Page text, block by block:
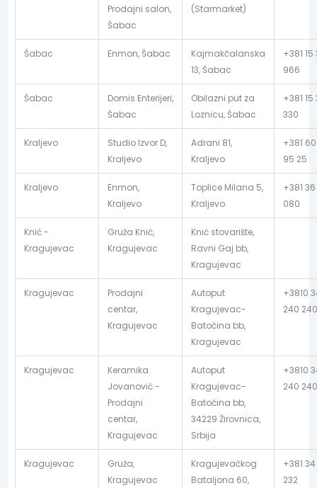
Prodajni salon,
Šabac
(Starmarket)
Šabac Enmon, Šabac
Kajmakčalanska
13, Šabac
+381 15
966
Šabac
Domis Enterijeri,
Šabac
Obilazni put za
Loznicu, Šabac
+381 15
330
Kraljevo
Studio Izvor D,
Kraljevo
Adrani 81,
Kraljevo
+381
95 25
Kraljevo
Enmon,
Kraljevo
Toplice Milana 5,
Kraljevo
+381
080
Knić -
Kragujevac
Gruža Knić,
Kragujevac
Knić stovarište,
Ravni Gaj bb,
Kragujevac
Kragujevac
Prodajni
centar,
Kragujevac
Autoput
Kragujevac-
Batočina bb,
Kragujevac
+3810
240 240
Kragujevac
Keramika
Jovanović -
Prodajni
centar,
Kragujevac
Autoput
Kragujevac-
Batočina bb,
34229 Žirovnica,
Srbija
+3810
240 240
Kragujevac
Gruža,
Kragujevac
Kragujevačkog
Bataljona 60,
+381
232